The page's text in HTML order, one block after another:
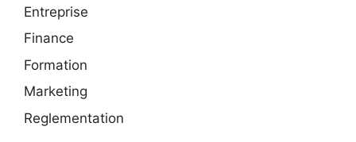
Entreprise
Finance
Formation
Marketing
Reglementation